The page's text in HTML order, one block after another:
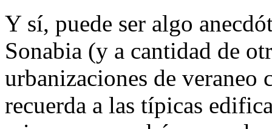
Y sí, puede ser algo
Sonabia (y a cantidad de
urbanizaciones de veraneo
recuerda a las típicas